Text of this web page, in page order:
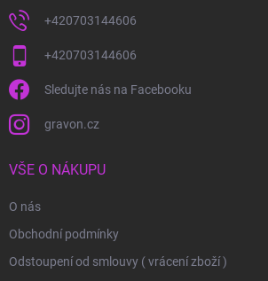
+420703144606
+420703144606
Sledujte nás na Facebooku
gravon.cz
VŠE O NÁKUPU
O nás
Obchodní podmínky
Odstoupení od smlouvy ( vrácení zboží )